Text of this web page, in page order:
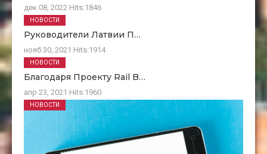
дек 08, 2022 Hits:1846
Руководители Латвии П…
нояб 30, 2021 Hits:1914
НОВОСТИ
Благодаря Проекту Rail B…
апр 23, 2021 Hits:1960
НОВОСТИ
НОВОСТИ